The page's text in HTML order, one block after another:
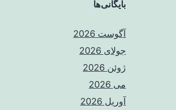
بایگانی‌ها
آگوست 2026
جولای 2026
ژوئن 2026
می 2026
آوریل 2026